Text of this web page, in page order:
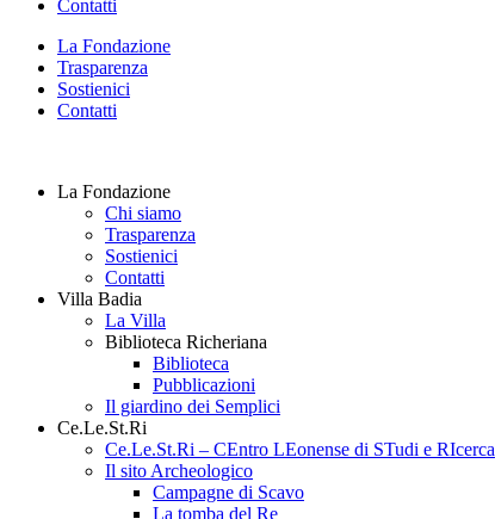
Contatti
La Fondazione
Trasparenza
Sostienici
Contatti
La Fondazione
Chi siamo
Trasparenza
Sostienici
Contatti
Villa Badia
La Villa
Biblioteca Richeriana
Biblioteca
Pubblicazioni
Il giardino dei Semplici
Ce.Le.St.Ri
Ce.Le.St.Ri – CEntro LEonense di STudi e RIcerca
Il sito Archeologico
Campagne di Scavo
La tomba del Re